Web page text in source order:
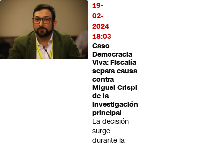
19-
02-
2024
18:03
Caso
Democracia
Viva: Fiscalía
separa causa
contra
Miguel Crispi
de la
investigación
principal
La decisión
surge
durante la